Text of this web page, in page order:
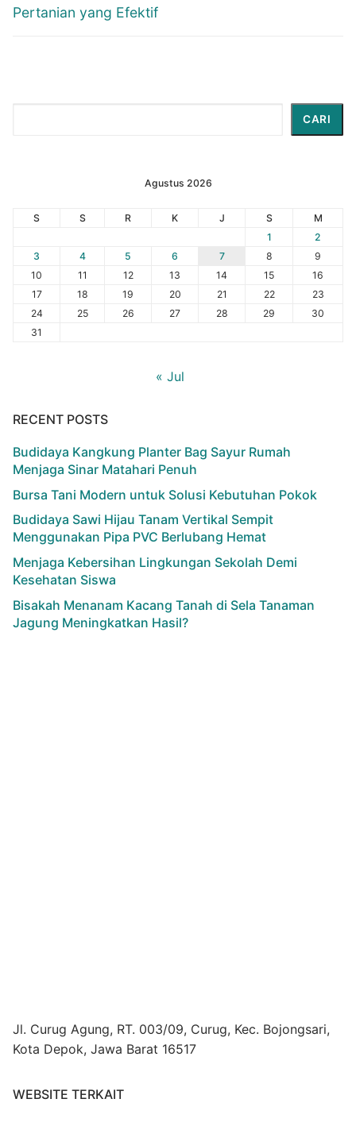
Pertanian yang Efektif
CARI
Agustus 2026
S S R K J S
M
1
2
3
4 5 6 7 8
9
10
11 12 13 14 15
16
17
18 19 20 21 22
23
24
25 26 27 28 29
30
31
« Jul
RECENT POSTS
Budidaya Kangkung Planter Bag Sayur Rumah
Menjaga Sinar Matahari Penuh
Bursa Tani Modern untuk Solusi Kebutuhan Pokok
Budidaya Sawi Hijau Tanam Vertikal Sempit
Menggunakan Pipa PVC Berlubang Hemat
Menjaga Kebersihan Lingkungan Sekolah Demi
Kesehatan Siswa
Bisakah Menanam Kacang Tanah di Sela Tanaman
Jagung Meningkatkan Hasil?
Jl. Curug Agung, RT. 003/09, Curug, Kec. Bojongsari,
Kota Depok, Jawa Barat 16517
WEBSITE TERKAIT